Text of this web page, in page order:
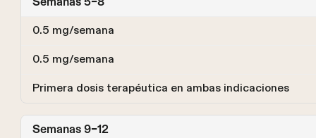
0.5 mg/semana
0.5 mg/semana
Primera dosis terapéutica en ambas indicaciones
Semanas 9–12